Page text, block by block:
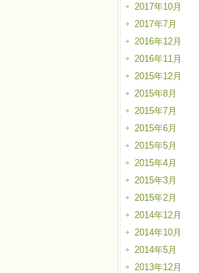
2017年10月
2017年7月
2016年12月
2016年11月
2015年12月
2015年8月
2015年7月
2015年6月
2015年5月
2015年4月
2015年3月
2015年2月
2014年12月
2014年10月
2014年5月
2013年12月